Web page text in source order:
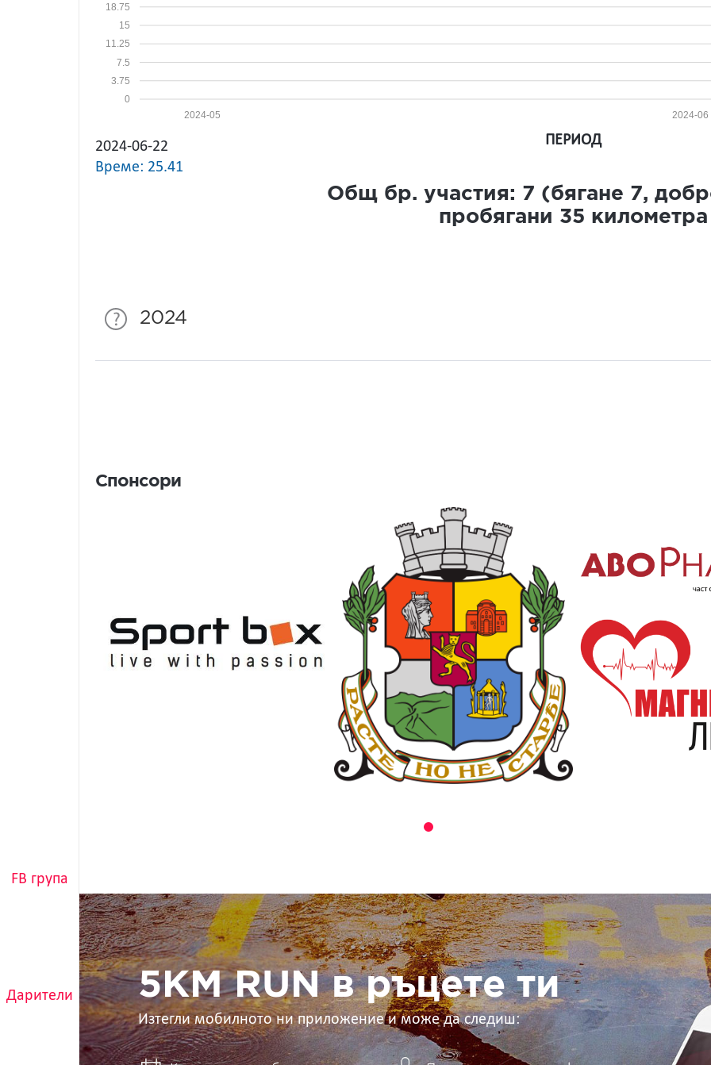
FB група
Дарители
0
3.75
7.5
11.25
15
18.75
2024-06
2024-05
2024-06-22
Време: 25.41
ПЕРИОД
Общ бр. участия: 7 (бягане 7,
пробягани 35 километра
2024
Спонсори
5KM
RUN
в
ръцете
ти
5KM RUN в ръцете ти
Изтегли мобилното ни приложение и може да следиш: